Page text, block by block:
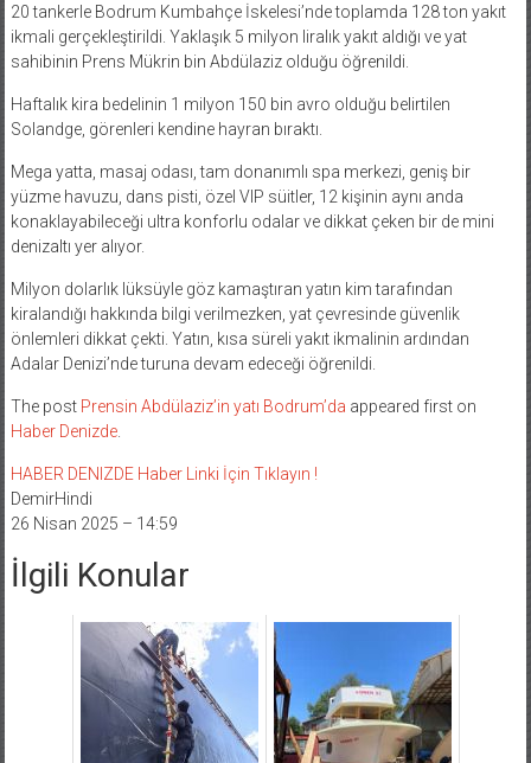
20 tankerle Bodrum Kumbahçe İskelesi’nde toplamda 128 ton yakıt
ikmali gerçekleştirildi. Yaklaşık 5 milyon liralık yakıt aldığı ve yat
sahibinin Prens Mükrin bin Abdülaziz olduğu öğrenildi.
Haftalık kira bedelinin 1 milyon 150 bin avro olduğu belirtilen
Solandge, görenleri kendine hayran bıraktı.
Mega yatta, masaj odası, tam donanımlı spa merkezi, geniş bir
yüzme havuzu, dans pisti, özel VIP süitler, 12 kişinin aynı anda
konaklayabileceği ultra konforlu odalar ve dikkat çeken bir de mini
denizaltı yer alıyor.
Milyon dolarlık lüksüyle göz kamaştıran yatın kim tarafından
kiralandığı hakkında bilgi verilmezken, yat çevresinde güvenlik
önlemleri dikkat çekti. Yatın, kısa süreli yakıt ikmalinin ardından
Adalar Denizi’nde turuna devam edeceği öğrenildi.
The post Prensin Abdülaziz’in yatı Bodrum’da appeared first on
Haber Denizde.
HABER DENIZDE Haber Linki İçin Tıklayın !
DemirHindi
26 Nisan 2025 – 14:59
İlgili Konular